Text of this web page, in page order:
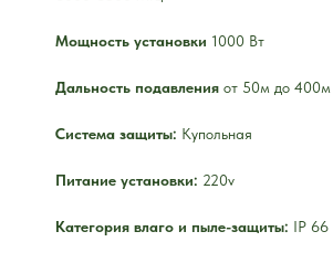
Мощность установки 1000 Вт
Дальность подавления от 50м до 400м
Система защиты: Купольная
Питание установки: 220v
Категория влаго и пыле-защиты: IР 66